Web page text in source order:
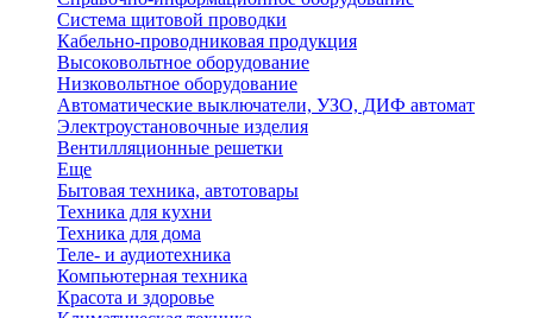
Система щитовой проводки
Кабельно-проводниковая продукция
Высоковольтное оборудование
Низковольтное оборудование
Автоматические выключатели, УЗО, ДИФ автомат
Электроустановочные изделия
Вентилляционные решетки
Еще
Бытовая техника, автотовары
Техника для кухни
Техника для дома
Теле- и аудиотехника
Компьютерная техника
Красота и здоровье